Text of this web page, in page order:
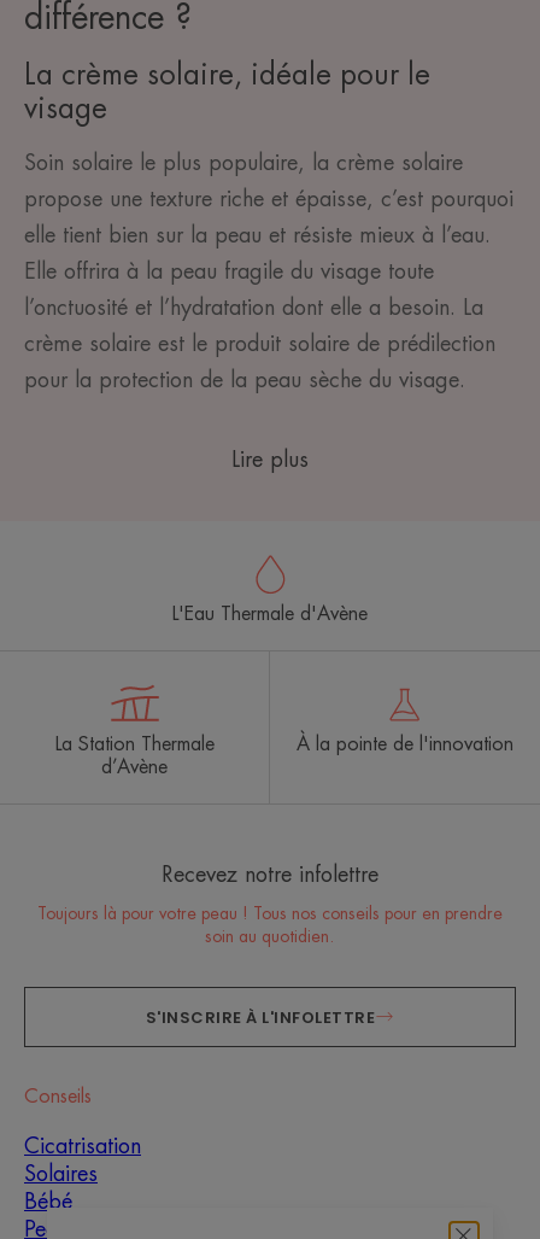
différence ?
La crème solaire, idéale pour le
visage
Soin solaire le plus populaire, la crème solaire
propose une texture riche et épaisse, c’est pourquoi
elle tient bien sur la peau et résiste mieux à l’eau.
Elle offrira à la peau fragile du visage toute
l’onctuosité et l’hydratation dont elle a besoin. La
crème solaire est le produit solaire de prédilection
pour la protection de la peau sèche du visage.
Lire plus
L'Eau Thermale d'Avène
La Station Thermale
d’Avène
À la pointe de l'innovation
Recevez notre infolettre
Toujours là pour votre peau ! Tous nos conseils pour en prendre
soin au quotidien.
S'INSCRIRE À L'INFOLETTRE
Conseils
Cicatrisation
Solaires
Bébé
Peaux grasses à